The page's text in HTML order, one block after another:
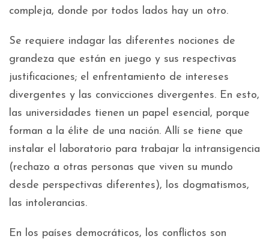
compleja, donde por todos lados hay un otro.
Se requiere indagar las diferentes nociones de
grandeza que están en juego y sus respectivas
justificaciones; el enfrentamiento de intereses
divergentes y las convicciones divergentes. En esto,
las universidades tienen un papel esencial, porque
forman a la élite de una nación. Allí se tiene que
instalar el laboratorio para trabajar la intransigencia
(rechazo a otras personas que viven su mundo
desde perspectivas diferentes), los dogmatismos,
las intolerancias.
En los países democráticos, los conflictos son